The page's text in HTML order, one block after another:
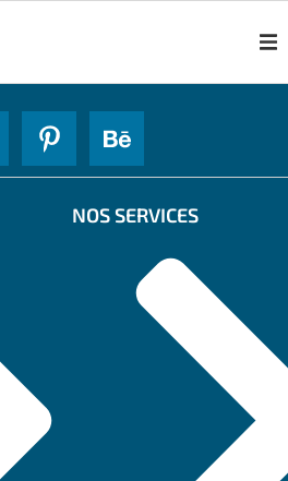
NOS SERVICES